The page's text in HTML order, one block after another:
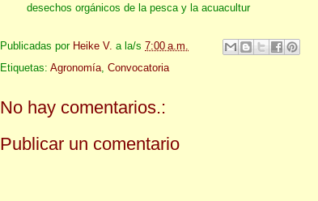
desechos orgánicos de la pesca y la acuacultur
Publicadas por Heike V. a la/s 7:00 a.m.
Etiquetas: Agronomía Convocatoria
No hay comentarios.:
Publicar un comentario